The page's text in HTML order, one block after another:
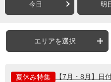
今日 明
エリアを選択
夏休み特集
【7月・8月】日